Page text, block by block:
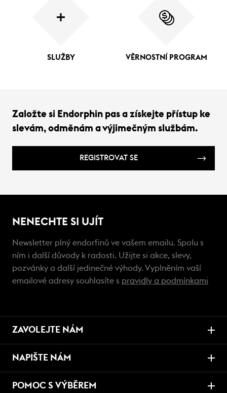
SLUŽBY VĚRNOSTNÍ PROGRAM
Založte si Endorphin pas a získejte přístup ke
slevám, odměnám a výjimečným službám.
REGISTROVAT SE
NENECHTE SI UJÍT
Newsletter plný endorfinů ve vašem emailu. Spolu s
ním i další důvody k radosti. Užijte si akce, slevy,
pozvánky a další jedinečné výhody. Vyplněním vaší
emailové adresy souhlasíte s pravidly a podmínkami
ZAVOLEJTE NÁM
NAPIŠTE NÁM
POMOC S VÝBĚREM